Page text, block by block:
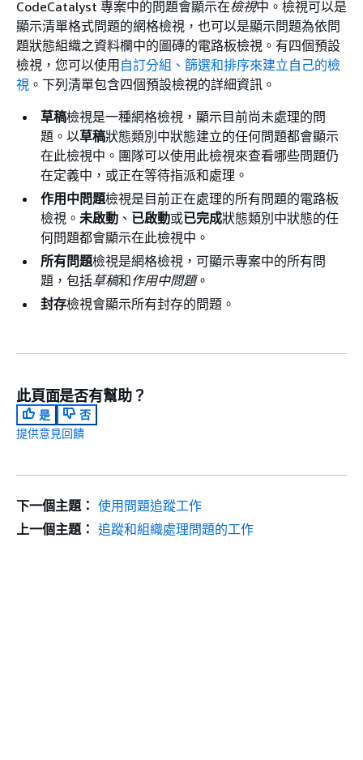
CodeCatalyst 專案中的問題會顯示在檢視中。檢視可以是
顯示清單格式問題的網格檢視，也可以是顯示問題為依問
題狀態組織之資料欄中的圖磚的電路板檢視。有四個預設
檢視，您可以使用自訂分組、篩選和排序來建立自己的檢
視 。下列清單包含四個預設檢視的詳細資訊。
草稿檢視是一種網格檢視，顯示目前尚未處理的問
題。以草稿狀態類別中狀態建立的任何問題都會顯示
在此檢視中。團隊可以使用此檢視來查看哪些問題仍
在定義中，或正在等待指派和處理。
作用中問題檢視是目前正在處理的所有問題的電路板
檢視。 未啟動 、 已啟動或已完成狀態類別中狀態的任
何問題都會顯示在此檢視中。
所有問題檢視是網格檢視，可顯示專案中的所有問
題，包括草稿和作用中問題。
封存檢視會顯示所有封存的問題。
此頁面是否有幫助？
是
否
提供意見回饋
下一個主題： 使用問題追蹤工作
上一個主題： 追蹤和組織處理問題的工作